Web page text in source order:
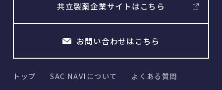
共立製薬企業サイトはこちら
お問い合わせはこちら
トップ SAC NAVIについて
よくある質問